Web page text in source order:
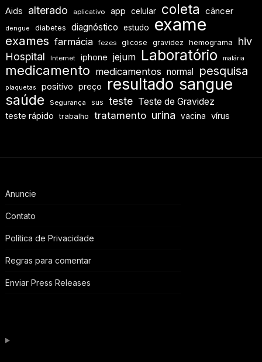
Aids alterado aplicativo app celular coleta câncer
dengue diabetes diagnóstico estudo exame
exames farmácia fezes glicose gravidez hemograma
hiv
Hospital
Internet iphone jejum Laboratório malária
medicamento medicamentos normal pesquisa
plaquetas positivo preço resultado sangue
saúde Segurança sus teste Teste de Gravidez
teste rápido trabalho tratamento urina vacina vírus
Anuncie
Contato
Política de Privacidade
Regras para comentar
Enviar Press Releases